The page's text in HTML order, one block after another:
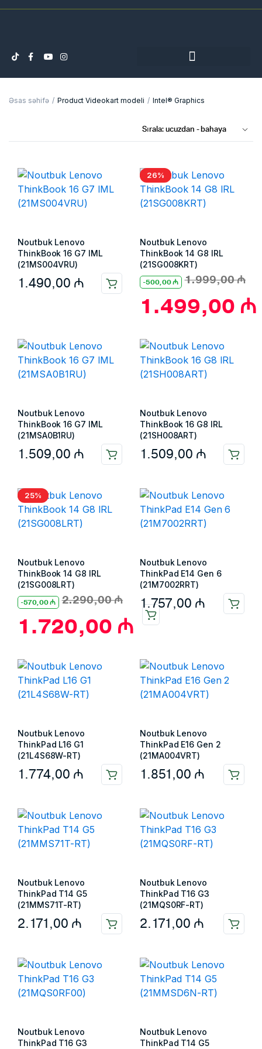
Əsas səhifə Product Videokart modeli Intel® Graphics
Noutbuk Lenovo
ThinkBook 16 G7 IML
(21MS004VRU)
1.490,00 ₼
26%
Noutbuk Lenovo
ThinkBook 14 G8 IRL
(21SG008KRT)
-500,00₼ 1.999,00₼
1.499,00 ₼
Noutbuk Lenovo
ThinkBook 16 G7 IML
(21MSA0B1RU)
1.509,00 ₼
Noutbuk Lenovo
ThinkBook 16 G8 IRL
(21SH008ART)
1.509,00 ₼
25%
Noutbuk Lenovo
ThinkBook 14 G8 IRL
(21SG008LRT)
-570,00₼ 2.290,00₼
1.720,00 ₼
Noutbuk Lenovo
ThinkPad E14 Gen 6
(21M7002RRT)
1.757,00 ₼
Noutbuk Lenovo
ThinkPad L16 G1
(21L4S68W-RT)
1.774,00 ₼
Noutbuk Lenovo
ThinkPad E16 Gen 2
(21MA004VRT)
1.851,00 ₼
Noutbuk Lenovo
ThinkPad T14 G5
(21MMS71T-RT)
2.171,00 ₼
Noutbuk Lenovo
ThinkPad T16 G3
(21MQS0RF-RT)
2.171,00 ₼
Noutbuk Lenovo
ThinkPad T16 G3
Noutbuk Lenovo
ThinkPad T14 G5